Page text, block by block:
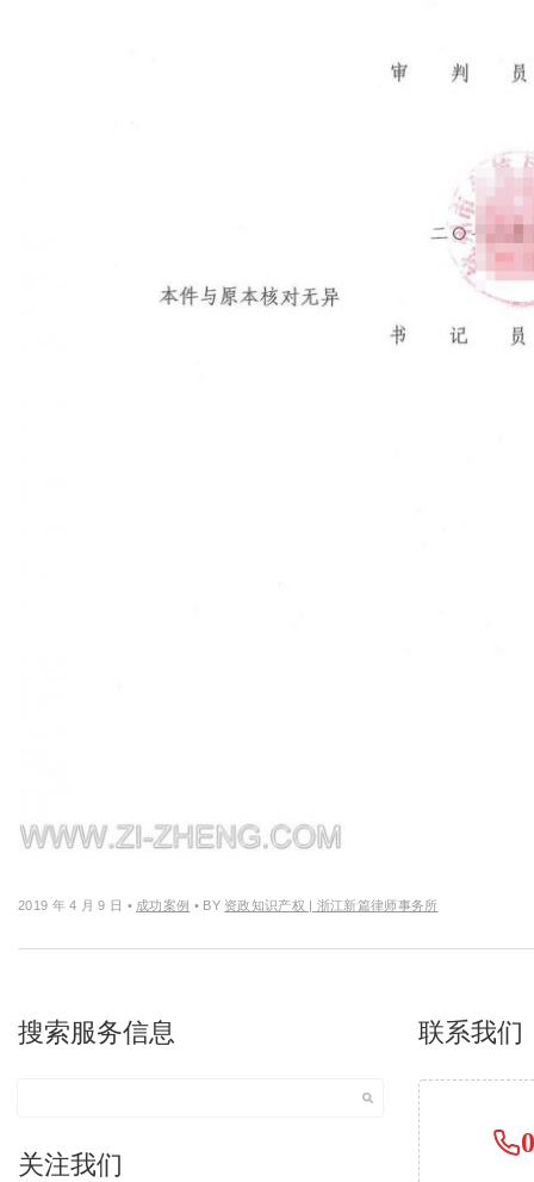
2019 年 4 月 9 日 • 成功案例 • BY 资政知识产权 | 浙江新篇律师事务所
搜索服务信息
关注我们
联系我们